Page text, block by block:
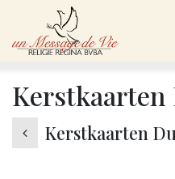
Overslaan naar inhoud
Kerstkaarten
Kerstkaarten